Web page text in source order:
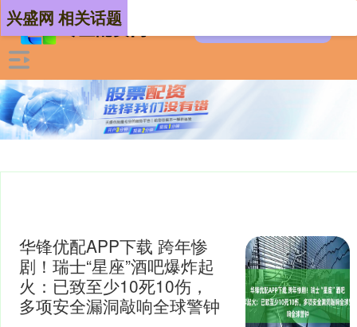
兴盛网 相关话题
华锋优配APP下载 跨年惨
剧！瑞士“星座”酒吧爆炸起
火：已致至少10死10伤，
多项安全漏洞敲响全球警钟